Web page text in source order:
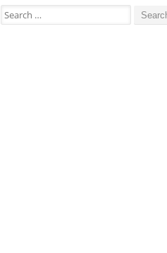
Search for: